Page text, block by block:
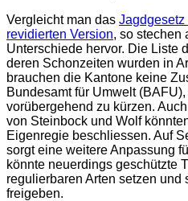
Vergleicht man das Jagdgesetz
revidierten Version, so stechen
Unterschiede hervor. Die Liste
deren Schonzeiten wurden in
brauchen die Kantone keine
Bundesamt für Umwelt
vorübergehend zu kürzen.
von Steinbock und Wolf
Eigenregie beschliessen. Auf
sorgt eine weitere Anpassung
könnte neuerdings geschützte
regulierbaren Arten setzen und
freigeben.